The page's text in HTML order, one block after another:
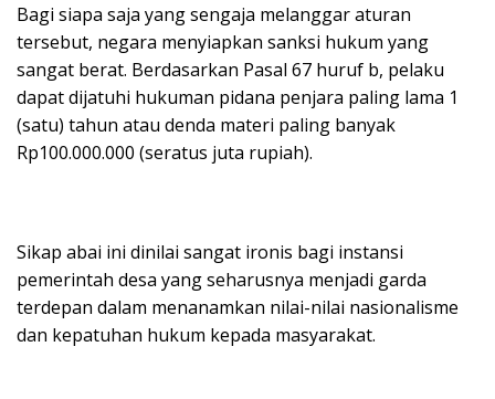
Bagi siapa saja yang sengaja melanggar aturan
tersebut, negara menyiapkan sanksi hukum yang
sangat berat. Berdasarkan Pasal 67 huruf b, pelaku
dapat dijatuhi hukuman pidana penjara paling lama 1
(satu) tahun atau denda materi paling banyak
Rp100.000.000 (seratus juta rupiah).
Sikap abai ini dinilai sangat ironis bagi instansi
pemerintah desa yang seharusnya menjadi garda
terdepan dalam menanamkan nilai-nilai nasionalisme
dan kepatuhan hukum kepada masyarakat.